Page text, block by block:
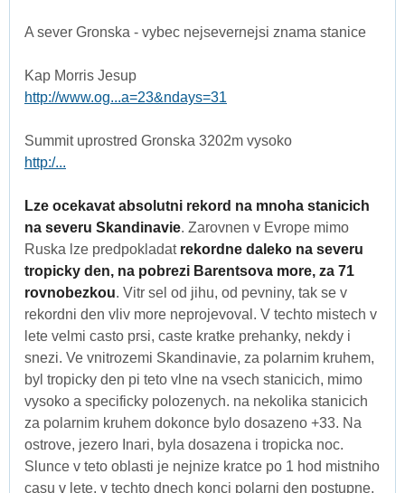
A sever Gronska - vybec nejsevernejsi znama stanice
Kap Morris Jesup
http://www.og...a=23&ndays=31
Summit uprostred Gronska 3202m vysoko
http:/...
Lze ocekavat absolutni rekord na mnoha stanicich
na severu Skandinavie. Zarovnen v Evrope mimo
Ruska lze predpokladat rekordne daleko na severu
tropicky den, na pobrezi Barentsova more, za 71
rovnobezkou. Vitr sel od jihu, od pevniny, tak se v
rekordni den vliv more neprojevoval. V techto mistech v
lete velmi casto prsi, caste kratke prehanky, nekdy i
snezi. Ve vnitrozemi Skandinavie, za polarnim kruhem,
byl tropicky den pi teto vlne na vsech stanicich, mimo
vysoko a specificky polozenych. na nekolika stanicich
za polarnim kruhem dokonce bylo dosazeno +33. Na
ostrove, jezero Inari, byla dosazena i tropicka noc.
Slunce v teto oblasti je nejnize kratce po 1 hod mistniho
casu v lete, v techto dnech konci polarni den postupne,